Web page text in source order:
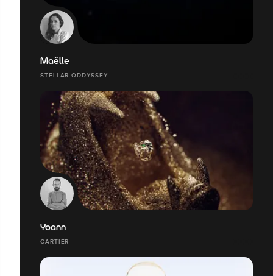
Maëlle
STELLAR ODDYSSEY
Yoann
CARTIER